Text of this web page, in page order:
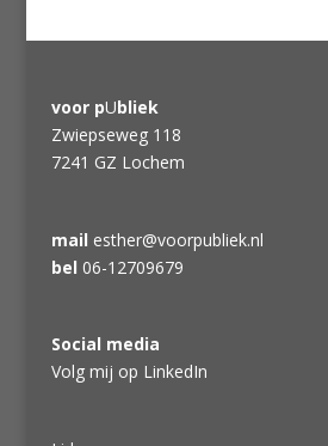
voor pUbliek
Zwiepseweg 118
7241 GZ Lochem
mail esther@voorpubliek.nl
bel 06-12709679
Social media
Volg mij op LinkedIn